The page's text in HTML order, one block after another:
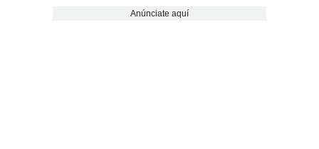
Anúnciate aquí